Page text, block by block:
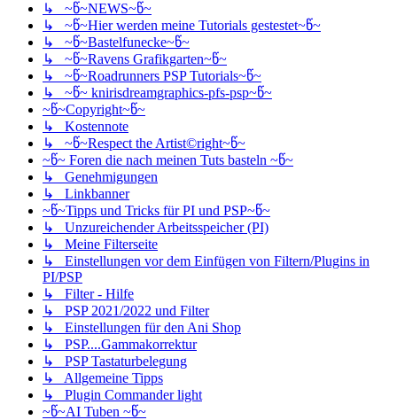
↳ ~წ~NEWS~წ~
↳ ~წ~Hier werden meine Tutorials gestestet~წ~
↳ ~წ~Bastelfunecke~წ~
↳ ~წ~Ravens Grafikgarten~წ~
↳ ~წ~Roadrunners PSP Tutorials~წ~
↳ ~წ~ knirisdreamgraphics-pfs-psp~წ~
~წ~Copyright~წ~
↳ Kostennote
↳ ~წ~Respect the Artist©right~წ~
~წ~ Foren die nach meinen Tuts basteln ~წ~
↳ Genehmigungen
↳ Linkbanner
~წ~Tipps und Tricks für PI und PSP~წ~
↳ Unzureichender Arbeitsspeicher (PI)
↳ Meine Filterseite
↳ Einstellungen vor dem Einfügen von Filtern/Plugins in
PI/PSP
↳ Filter - Hilfe
↳ PSP 2021/2022 und Filter
↳ Einstellungen für den Ani Shop
↳ PSP....Gammakorrektur
↳ PSP Tastaturbelegung
↳ Allgemeine Tipps
↳ Plugin Commander light
~წ~AI Tuben ~წ~